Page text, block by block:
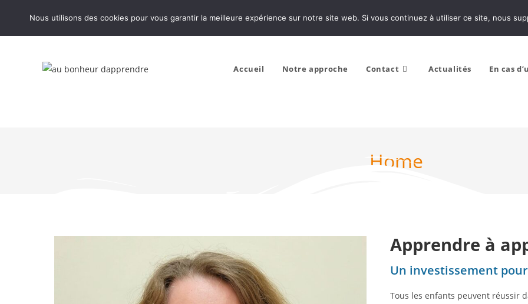
Accueil Notre approche Contact Actualités En cas
Home
Apprendre à
Un investissement
Tous les enfants peuvent réussir
Nous utilisons des cookies pour vous garantir la meilleure expérience sur notre site web. Si vous continuez à utiliser ce site, nous